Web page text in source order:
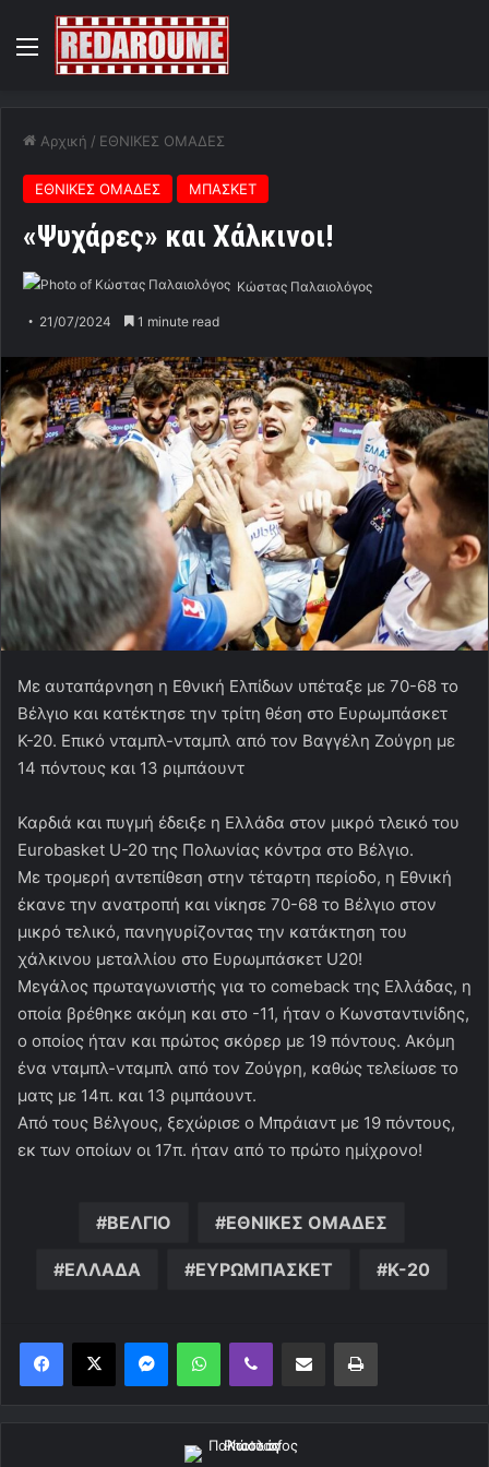
Menu
Αρχική / ΕΘΝΙΚΕΣ ΟΜΑΔΕΣ
ΕΘΝΙΚΕΣ ΟΜΑΔΕΣ ΜΠΑΣΚΕΤ
«Ψυχάρες» και Χάλκινοι!
Κώστας Παλαιολόγος
21/07/2024 1 minute read
Με αυταπάρνηση η Εθνική Ελπίδων υπέταξε με 70-68 το
Βέλγιο και κατέκτησε την τρίτη θέση στο Ευρωμπάσκετ
Κ-20. Επικό νταμπλ-νταμπλ από τον Βαγγέλη Ζούγρη με
14 πόντους και 13 ριμπάουντ
Καρδιά και πυγμή έδειξε η Ελλάδα στον μικρό τλεικό του
Eurobasket U-20 της Πολωνίας κόντρα στο Βέλγιο.
Με τρομερή αντεπίθεση στην τέταρτη περίοδο, η Εθνική
έκανε την ανατροπή και νίκησε 70-68 το Βέλγιο στον
μικρό τελικό, πανηγυρίζοντας την κατάκτηση του
χάλκινου μεταλλίου στο Ευρωμπάσκετ U20!
Μεγάλος πρωταγωνιστής για το comeback της Ελλάδας, η
οποία βρέθηκε ακόμη και στο -11, ήταν ο Κωνσταντινίδης,
ο οποίος ήταν και πρώτος σκόρερ με 19 πόντους. Ακόμη
ένα νταμπλ-νταμπλ από τον Ζούγρη, καθώς τελείωσε το
ματς με 14π. και 13 ριμπάουντ.
Από τους Βέλγους, ξεχώρισε ο Μπράιαντ με 19 πόντους,
εκ των οποίων οι 17π. ήταν από το πρώτο ημίχρονο!
ΒΕΛΓΙΟ ΕΘΝΙΚΕΣ ΟΜΑΔΕΣ
ΕΛΛΑΔΑ ΕΥΡΩΜΠΑΣΚΕΤ Κ-20
MessengerWhatsAppViber Κοινοποίηση μέσω ηλεκτρονικού ταχυδρομείουΕκτύπωση